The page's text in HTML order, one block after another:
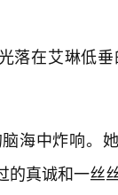
落在艾琳低
海中炸响。
真诚和一丝